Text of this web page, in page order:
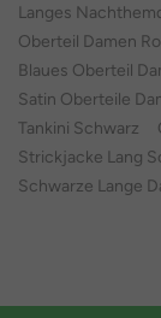
Langes
Oberteil Damen
Blaues Oberteil
Satin Oberteile
Tankini Schwarz
Strickjacke Lang
Schwarze Lange